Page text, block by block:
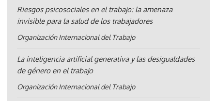
Riesgos psicosociales en el trabajo: la amenaza
invisible para la salud de los trabajadores
Organización Internacional del Trabajo
La inteligencia artificial generativa y las desigualdades
de género en el trabajo
Organización Internacional del Trabajo